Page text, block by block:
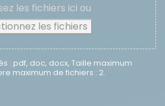
les fichiers ici ou
les fichiers
: pdf, doc, docx, Taille maximum
maximum de fichiers : 2.